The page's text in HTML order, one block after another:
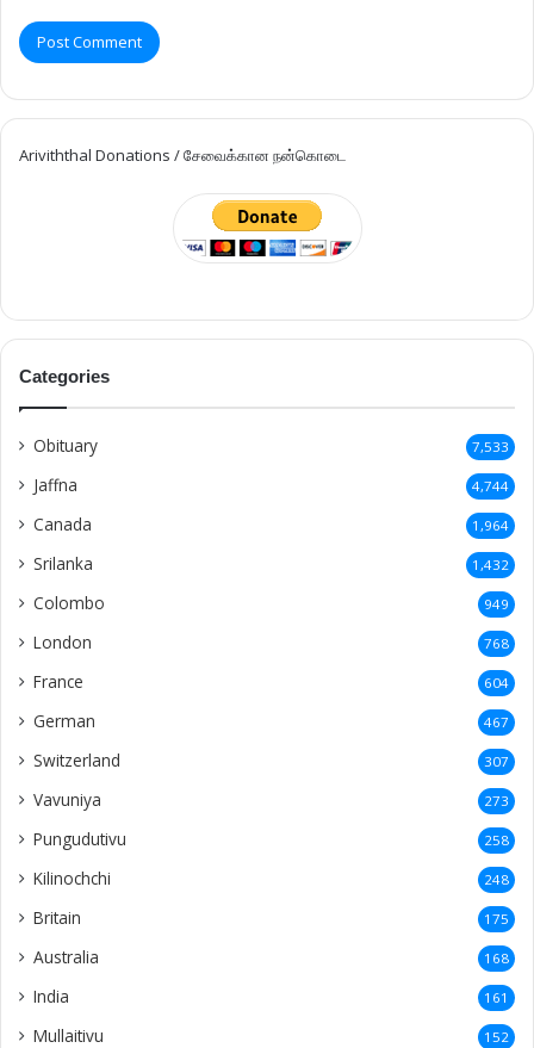
Ariviththal Donations / சேவைக்கான நன்கொடை
Categories
Obituary 7,533
Jaffna 4,744
Canada 1,964
Srilanka 1,432
Colombo 949
London 768
France 604
German 467
Switzerland 307
Vavuniya 273
Pungudutivu 258
Kilinochchi 248
Britain 175
Australia 168
India 161
Mullaitivu 152